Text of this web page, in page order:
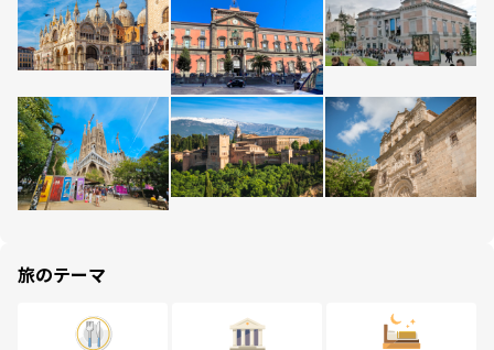
旅のテーマ